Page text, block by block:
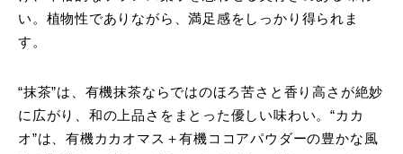
い。植物性でありながら、満足感をしっかり得られま
す。
“抹茶”は、有機抹茶ならではのほろ苦さと香り高さが絶妙
に広がり、和の上品さをまとった優しい味わい。“カカ
オ”は、有機カカオマス＋有機ココアパウダーの豊かな風